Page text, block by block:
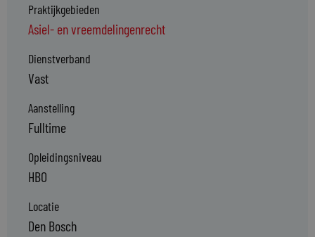
Praktijkgebieden
Asiel- en vreemdelingenrecht
Dienstverband
Vast
Aanstelling
Fulltime
Opleidingsniveau
HBO
Locatie
Den Bosch